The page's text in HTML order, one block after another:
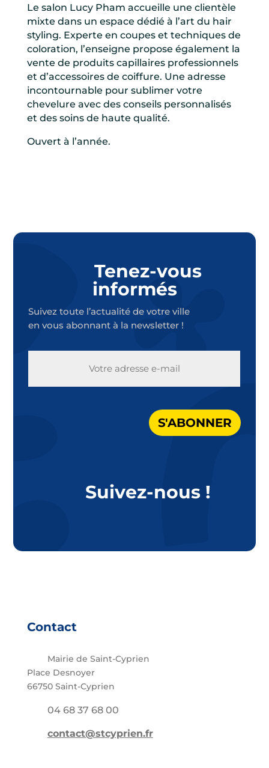
Le salon Lucy Pham accueille une clientèle
mixte dans un espace dédié à l’art du hair
styling. Experte en coupes et techniques de
coloration, l’enseigne propose également la
vente de produits capillaires professionnels
et d’accessoires de coiffure. Une adresse
incontournable pour sublimer votre
chevelure avec des conseils personnalisés
et des soins de haute qualité.
Ouvert à l’année.
Tenez-vous
informés
Suivez toute l’actualité de votre ville
en vous abonnant à la newsletter !
S'ABONNER
Suivez-nous !
Contact
Mairie de Saint-Cyprien
Place Desnoyer
66750 Saint-Cyprien
04 68 37 68 00
contact@stcyprien.fr